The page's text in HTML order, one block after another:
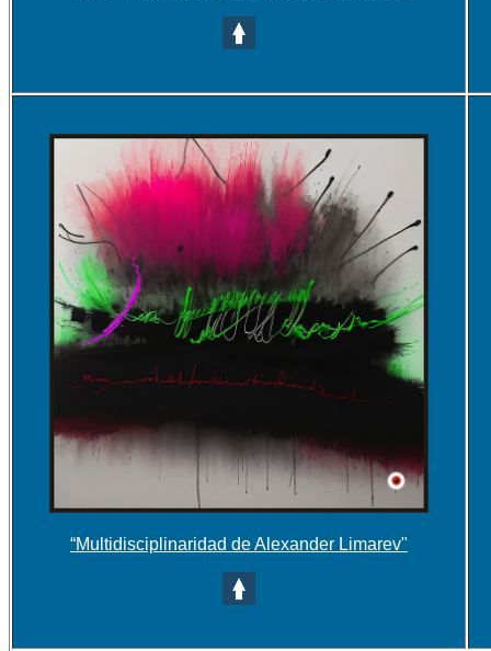
“Multidisciplinaridad de Alexander Limarev"